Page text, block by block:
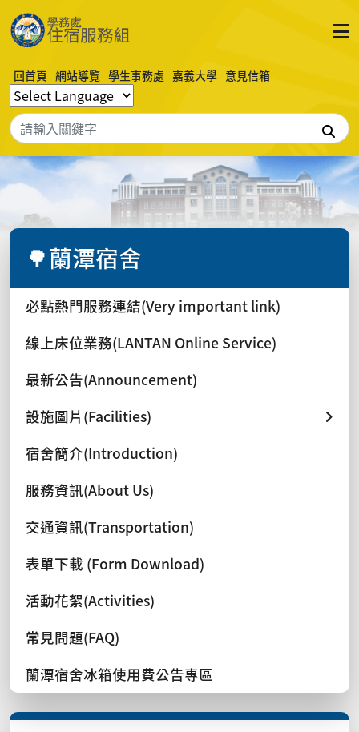
回首頁 網站導覽 學生事務處 嘉義大學 意見信箱
搜尋
🌳蘭潭宿舍
必點熱門服務連結(Very important link)
線上床位業務(LANTAN Online Service)
最新公告(Announcement)
設施圖片(Facilities)
宿舍簡介(Introduction)
服務資訊(About Us)
交通資訊(Transportation)
表單下載 (Form Download)
活動花絮(Activities)
常見問題(FAQ)
蘭潭宿舍冰箱使用費公告專區